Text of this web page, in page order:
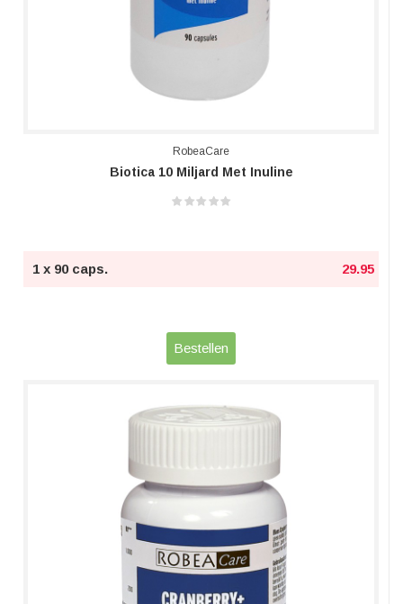
RobeaCare
Biotica 10 Miljard Met Inuline
1 x 90 caps. 29.95
Bestellen